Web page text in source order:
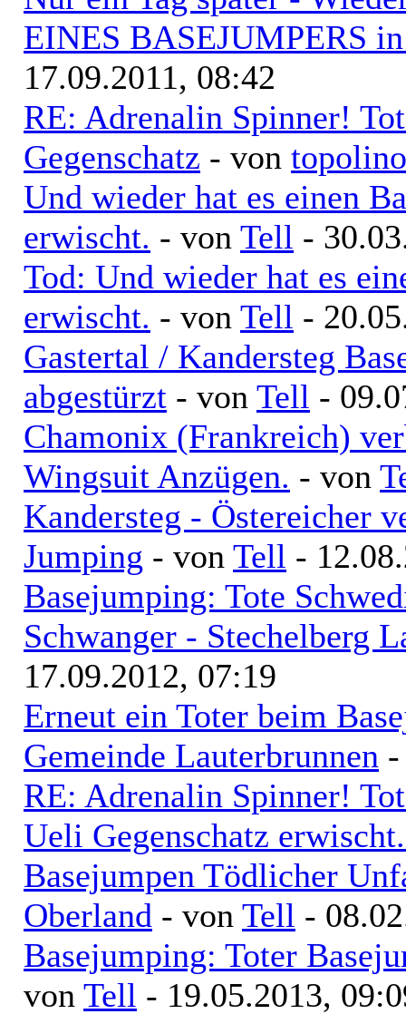
EINES BASEJUMPERS
17.09.2011, 08:42
RE: Adrenalin Spinner!
Gegenschatz - von topolino
Und wieder hat es einen
erwischt. - von Tell -
Tod: Und wieder hat es
erwischt. - von Tell -
Gastertal / Kandersteg
abgestürzt - von Tell -
Chamonix (Frankreich)
Wingsuit Anzügen. - von
Kandersteg - Östereicher
Jumping - von Tell -
Basejumping: Tote
Schwanger - Stechelberg
17.09.2012, 07:19
Erneut ein Toter beim
Gemeinde Lauterbrunnen
RE: Adrenalin Spinner!
Ueli Gegenschatz
Basejumpen Tödlicher
Oberland - von Tell -
Basejumping: Toter
von Tell - 19.05.2013,